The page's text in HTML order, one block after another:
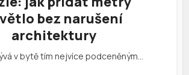
bez narušení
architektury
v bytě tím nejvíce podceněným…